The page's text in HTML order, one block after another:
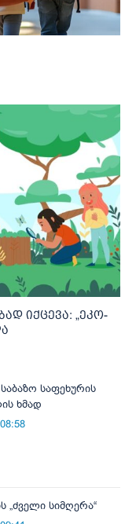
იქცევა: „ეკო-
საფეხურის
ხმად
„ძველი სიმღერა“